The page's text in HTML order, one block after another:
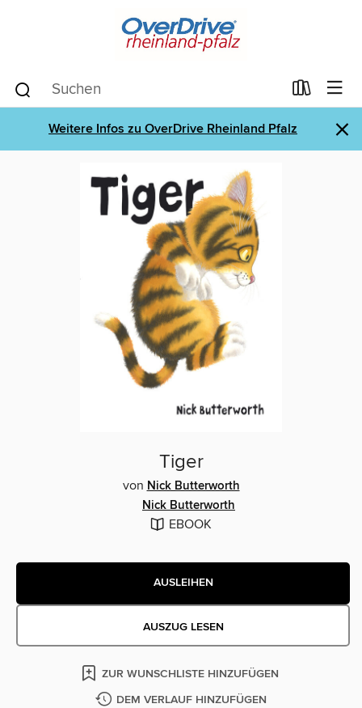
Weitere Infos zu OverDrive Rheinland Pfalz ×
Tiger
von Nick Butterworth
Nick Butterworth
EBOOK
AUSLEIHEN
AUSZUG LESEN
ZUR WUNSCHLISTE HINZUFÜGEN
DEM VERLAUF HINZUFÜGEN